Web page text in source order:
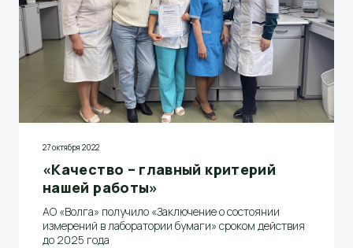
27 октября 2022
«Качество – главный критерий
нашей работы»
АО «Волга» получило «Заключение о состоянии
измерений в лаборатории бумаги» сроком действия
до 2025 года